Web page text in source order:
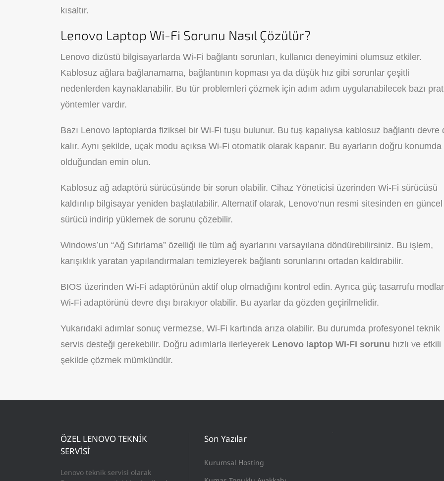
kısaltır.
Lenovo Laptop Wi-Fi Sorunu Nasıl Çözülür?
Lenovo dizüstü bilgisayarlarda Wi-Fi bağlantı sorunları, kullanıcı deneyimini olumsuz etkiler.
Kablosuz ağlara bağlanamama, bağlantının kopması ya da düşük hız gibi sorunlar çeşitli
nedenlerden kaynaklanabilir. Bu tür problemleri çözmek için adım adım uygulanabilecek bazı
yöntemler vardır.
Bazı Lenovo laptoplarda fiziksel bir Wi-Fi tuşu bulunur. Bu tuş kapalıysa kablosuz bağlantı devre
kalır. Aynı şekilde, uçak modu açıksa Wi-Fi otomatik olarak kapanır. Bu ayarların doğru konumda
olduğundan emin olun.
Kablosuz ağ adaptörü sürücüsünde bir sorun olabilir. Cihaz Yöneticisi üzerinden Wi-Fi sürücüsü
kaldırılıp bilgisayar yeniden başlatılabilir. Alternatif olarak, Lenovo’nun resmi sitesinden en güncel
sürücü indirip yüklemek de sorunu çözebilir.
Windows’un “Ağ Sıfırlama” özelliği ile tüm ağ ayarlarını varsayılana döndürebilirsiniz. Bu işlem,
karışıklık yaratan yapılandırmaları temizleyerek bağlantı sorunlarını ortadan kaldırabilir.
BIOS üzerinden Wi-Fi adaptörünün aktif olup olmadığını kontrol edin. Ayrıca güç tasarrufu
Wi-Fi adaptörünü devre dışı bırakıyor olabilir. Bu ayarlar da gözden geçirilmelidir.
Yukarıdaki adımlar sonuç vermezse, Wi-Fi kartında arıza olabilir. Bu durumda profesyonel teknik
servis desteği gerekebilir. Doğru adımlarla ilerleyerek Lenovo laptop Wi-Fi sorunu hızlı ve etkili
şekilde çözmek mümkündür.
ÖZEL LENOVO TEKNİK
SERVİSİ
Lenovo teknik servisi olarak
Son Yazılar
Kurumsal Hosting